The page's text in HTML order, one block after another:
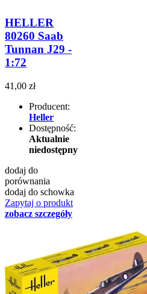
HELLER
80260 Saab
Tunnan J29 -
1:72
41,00 zł
Producent:
Heller
Dostępność:
Aktualnie
niedostępny
dodaj do
porównania
dodaj do schowka
Zapytaj o produkt
zobacz szczegóły